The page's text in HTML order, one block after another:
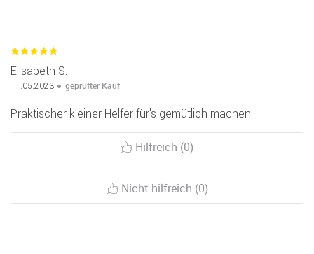
Elisabeth S.
11.05.2023 geprüfter Kauf
Praktischer kleiner Helfer für's gemütlich machen.
Hilfreich (0)
Nicht hilfreich (0)